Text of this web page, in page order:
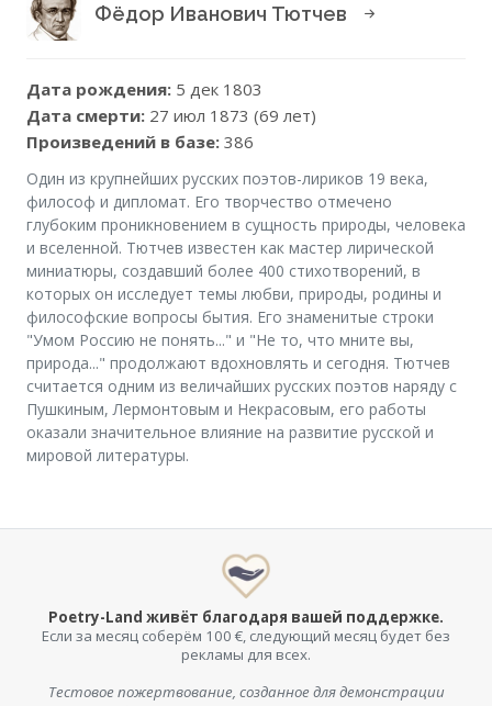
Фёдор Иванович Тютчев
Дата рождения: 5 дек 1803
Дата смерти: 27 июл 1873 (69 лет)
Произведений в базе: 386
Один из крупнейших русских поэтов-лириков 19 века,
философ и дипломат. Его творчество отмечено
глубоким проникновением в сущность природы, человека
и вселенной. Тютчев известен как мастер лирической
миниатюры, создавший более 400 стихотворений, в
которых он исследует темы любви, природы, родины и
философские вопросы бытия. Его знаменитые строки
"Умом Россию не понять..." и "Не то, что мните вы,
природа..." продолжают вдохновлять и сегодня. Тютчев
считается одним из величайших русских поэтов наряду с
Пушкиным, Лермонтовым и Некрасовым, его работы
оказали значительное влияние на развитие русской и
мировой литературы.
Poetry-Land живёт благодаря вашей поддержке.
Если за месяц соберём 100 €, следующий месяц будет без
рекламы для всех.
Тестовое пожертвование, созданное для демонстрации